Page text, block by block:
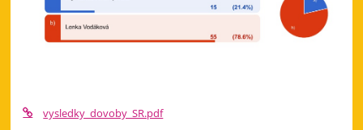
vysledky_dovoby_SR.pdf